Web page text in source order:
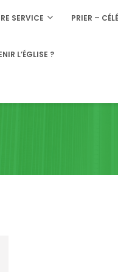
SERVICE PRIER –
L’ÉGLISE ?